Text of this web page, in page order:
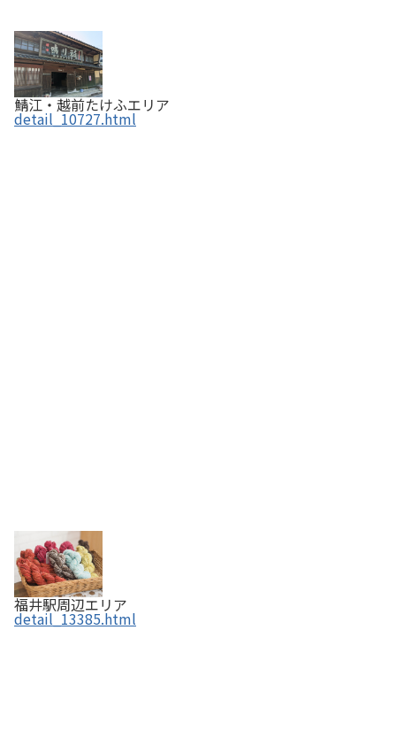
鯖江・越前たけふエリア
detail_10727.html
福井駅周辺エリア
detail_13385.html